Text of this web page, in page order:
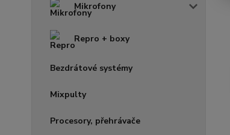
Mikrofony
Repro + boxy
Bezdrátové systémy
Mixpulty
Procesory, přehrávače